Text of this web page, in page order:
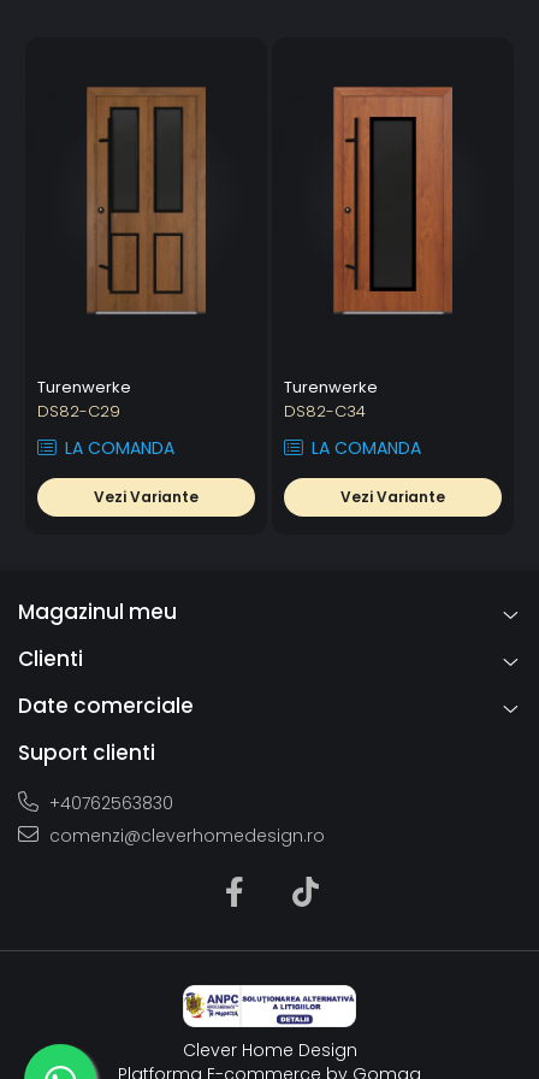
Turenwerke
DS82-C29
LA COMANDA
Vezi Variante
Turenwerke
DS82-C34
LA COMANDA
Vezi Variante
Magazinul meu
Clienti
Date comerciale
Suport clienti
+40762563830
comenzi@cleverhomedesign.ro
Clever Home Design